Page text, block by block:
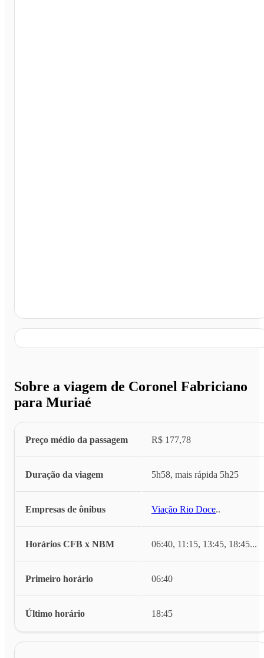
Sobre a viagem de Coronel Fabriciano
para Muriaé
Preço médio da passagem R$ 177,78
Duração da viagem 5h58, mais rápida 5h25
Empresas de ônibus Viação Rio Doce...
Horários CFB x NBM 06:40, 11:15, 13:45, 18:45...
Primeiro horário 06:40
Último horário 18:45